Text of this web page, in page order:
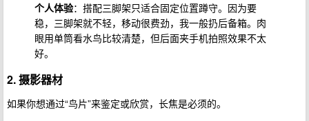
个人体验：搭配三脚架只适合固定位置蹲守。因为要
稳，三脚架就不轻，移动很费劲，我一般扔后备箱。肉
眼用单筒看水鸟比较清楚，但后面夹手机拍照效果不太
好。
2. 摄影器材
如果你想通过“鸟片”来鉴定或欣赏，长焦是必须的。